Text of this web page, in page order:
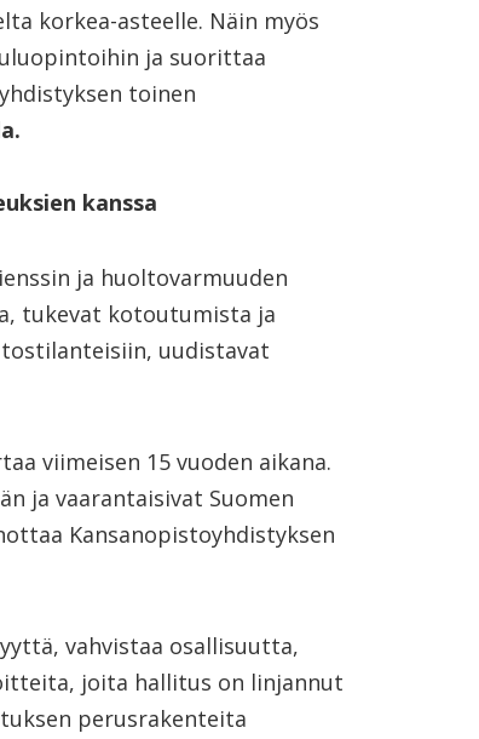
korkea-asteelle. Näin myös
ja suorittaa
toinen
kanssa
ja huoltovarmuuden
tukevat kotoutumista ja
uudistavat
viimeisen 15 vuoden aikana.
ja vaarantaisivat Suomen
Kansanopistoyhdistyksen
vahvistaa osallisuutta,
joita hallitus on linjannut
perusrakenteita